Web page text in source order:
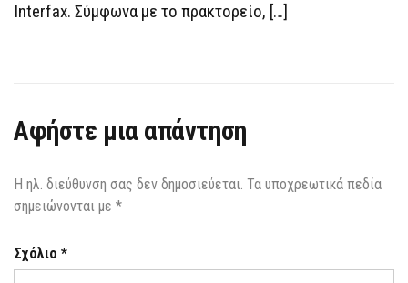
Interfax. Σύμφωνα με το πρακτορείο, […]
Αφήστε μια απάντηση
Η ηλ. διεύθυνση σας δεν δημοσιεύεται. Τα υποχρεωτικά πεδία
σημειώνονται με *
Σχόλιο *